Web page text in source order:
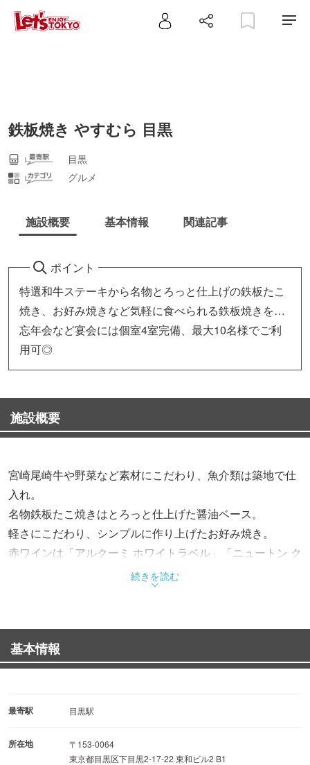
鉄板焼き やすむら 目黒
目黒
グルメ
施設概要 基本情報 関連記事
ポイント
特選和牛ステーキから名物とろっと仕上げの鉄板たこ
焼き、お好み焼きなど気軽に食べられる鉄板焼きを…
忘年会など宴会には個室4室完備、最大10名様でご利
用可◎
施設概要
宮崎尾崎牛や野菜など素材にこだわり、魚介類は築地で仕
入れ。
名物鉄板たこ焼きはとろっと仕上げた醤油ベース。
軽さにこだわり、シンプルに作り上げたお好み焼き。
赤ワインは「アルクーミ ホワイトラベル」「ニュートン ク
ラレット」「シャトーモーヴサンバルトン」などを揃え、
鉄板焼きに合う白ワインやスパークリングワインなどもご
忘年会などのご宴会には個室4室完備。
最大10名様ご利用可能◎
宴会コースも各ご用意ございます！
続きを読む
基本情報
最寄駅 目黒駅
所在地
〒153-0064
東京都目黒区下目黒2-17-22 東和ビル2 B1